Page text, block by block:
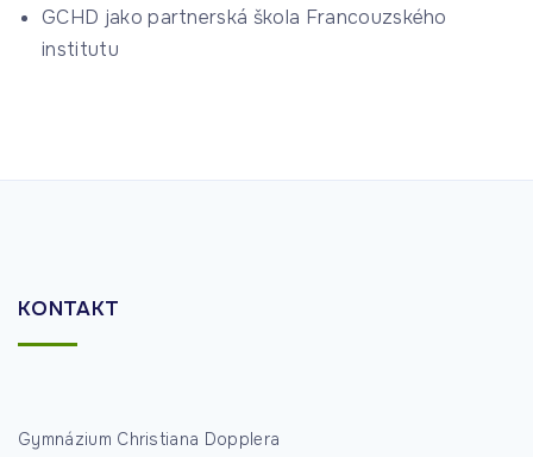
GCHD jako partnerská škola Francouzského
institutu
KONTAKT
Gymnázium Christiana Dopplera